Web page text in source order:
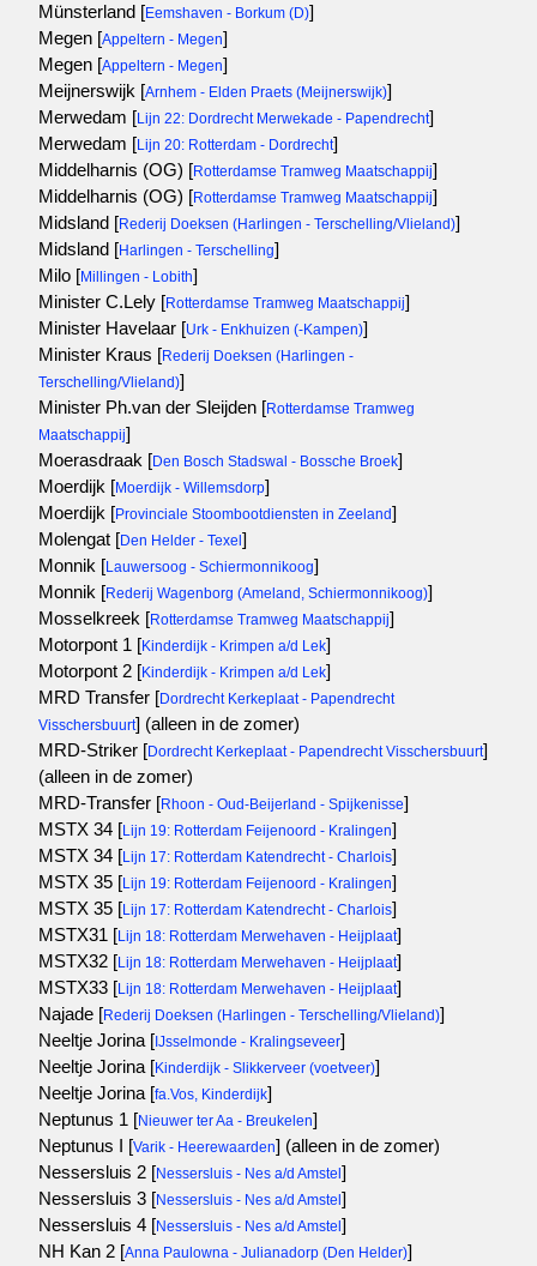
Münsterland [Eemshaven - Borkum (D)]
Megen [Appeltern - Megen]
Megen [Appeltern - Megen]
Meijnerswijk [Arnhem - Elden Praets (Meijnerswijk)]
Merwedam [Lijn 22: Dordrecht Merwekade - Papendrecht]
Merwedam [Lijn 20: Rotterdam - Dordrecht]
Middelharnis (OG) [Rotterdamse Tramweg Maatschappij]
Middelharnis (OG) [Rotterdamse Tramweg Maatschappij]
Midsland [Rederij Doeksen (Harlingen - Terschelling/Vlieland)]
Midsland [Harlingen - Terschelling]
Milo [Millingen - Lobith]
Minister C.Lely [Rotterdamse Tramweg Maatschappij]
Minister Havelaar [Urk - Enkhuizen (-Kampen)]
Minister Kraus [Rederij Doeksen (Harlingen -
Terschelling/Vlieland)]
Minister Ph.van der Sleijden [Rotterdamse Tramweg
Maatschappij]
Moerasdraak [Den Bosch Stadswal - Bossche Broek]
Moerdijk [Moerdijk - Willemsdorp]
Moerdijk [Provinciale Stoombootdiensten in Zeeland]
Molengat [Den Helder - Texel ]
Monnik [Lauwersoog - Schiermonnikoog]
Monnik [Rederij Wagenborg (Ameland, Schiermonnikoog)]
Mosselkreek [Rotterdamse Tramweg Maatschappij]
Motorpont 1 [Kinderdijk - Krimpen a/d Lek]
Motorpont 2 [Kinderdijk - Krimpen a/d Lek]
MRD Transfer [Dordrecht Kerkeplaat - Papendrecht
Visschersbuurt] (alleen in de zomer)
MRD-Striker [Dordrecht Kerkeplaat - Papendrecht Visschersbuurt]
(alleen in de zomer)
MRD-Transfer [Rhoon - Oud-Beijerland - Spijkenisse]
MSTX 34 [Lijn 19: Rotterdam Feijenoord - Kralingen]
MSTX 34 [Lijn 17: Rotterdam Katendrecht - Charlois]
MSTX 35 [Lijn 19: Rotterdam Feijenoord - Kralingen]
MSTX 35 [Lijn 17: Rotterdam Katendrecht - Charlois]
MSTX31 [Lijn 18: Rotterdam Merwehaven - Heijplaat]
MSTX32 [Lijn 18: Rotterdam Merwehaven - Heijplaat]
MSTX33 [Lijn 18: Rotterdam Merwehaven - Heijplaat]
Najade [Rederij Doeksen (Harlingen - Terschelling/Vlieland)]
Neeltje Jorina [ IJsselmonde - Kralingseveer]
Neeltje Jorina [Kinderdijk - Slikkerveer (voetveer)]
Neeltje Jorina [fa.Vos, Kinderdijk]
Neptunus 1 [Nieuwer ter Aa - Breukelen]
Neptunus I [Varik - Heerewaarden] (alleen in de zomer)
Nessersluis 2 [Nessersluis - Nes a/d Amstel ]
Nessersluis 3 [Nessersluis - Nes a/d Amstel ]
Nessersluis 4 [Nessersluis - Nes a/d Amstel ]
NH Kan 2 [Anna Paulowna - Julianadorp (Den Helder)]